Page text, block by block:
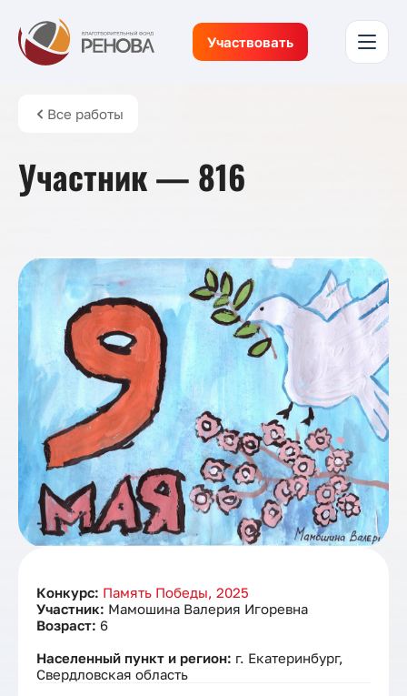
Участвовать
Все работы
Участник — 816
Конкурс: Память Победы, 2025
Участник: Мамошина Валерия Игоревна
Возраст: 6
Населенный пункт и регион: г. Екатеринбург,
Свердловская область